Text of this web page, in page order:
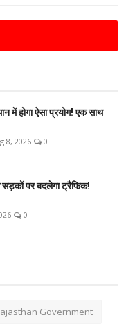
में होगा ऐसा प्रयोग! एक साथ
8, 2026 0
पर बदलेगा ट्रैफिक!
0
Government